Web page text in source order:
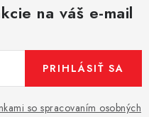
na váš e-mail
so spracovaním osobných
PRIHLÁSIŤ SA